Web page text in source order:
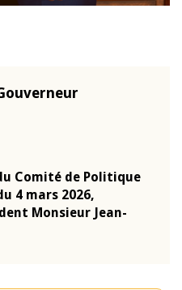
Comité de Politique
4 mars 2026,
Monsieur Jean-